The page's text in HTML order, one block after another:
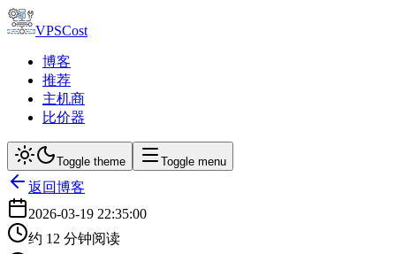
VPSCost
博客
推荐
主机商
比价器
Toggle theme Toggle menu
返回博客
2026-03-19 22:35:00
约 12 分钟阅读